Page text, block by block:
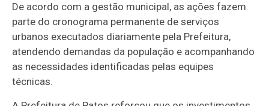
De acordo com a gestão municipal, as ações fazem
parte do cronograma permanente de serviços
urbanos executados diariamente pela Prefeitura,
atendendo demandas da população e acompanhando
as necessidades identificadas pelas equipes
técnicas.